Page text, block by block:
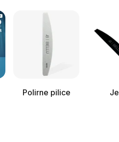
Polirne pilice